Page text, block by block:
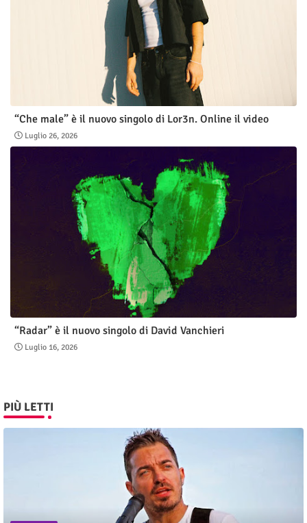
“Che male” è il nuovo singolo di Lor3n. Online il video
Luglio 26, 2026
“Radar” è il nuovo singolo di David Vanchieri
Luglio 16, 2026
PIÙ LETTI